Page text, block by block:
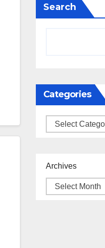
Search
Categories
Categories
Archives